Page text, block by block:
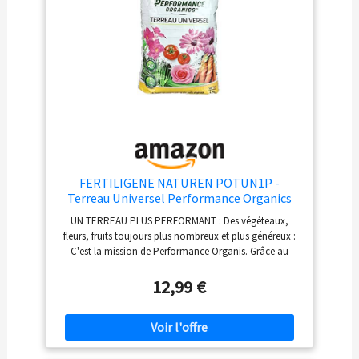
fréquence d’arrosage.
100% SATISFAIT OU
REMBOURSÉ : La Plaine Chassart est une entreprise qui
se soucie de la satisfaction de ses clients. Si un de nos
produits ne vous satisfaisait pas, merci de contacter
notre SAV. Réponse en moins de 24H !
FERTILIGENE NATUREN POTUN1P -
Terreau Universel Performance Organics
UAB 10 L - pour 2 Fois Plus de Fleurs et
récoltes - Nourrit Les Cultures Pendant 3
Mois - Enrichi en Engrais - Fabriqué en
France
UN TERREAU PLUS PERFORMANT : Des végéteaux,
fleurs, fruits toujours plus nombreux et plus généreux :
C'est la mission de Performance Organis. Grâce au
engrais d'origine végétale, le terreau universel
Performance Organics Fertiligène est adapté aux besoin
des plantes (sauf plantes de terres de bruyères ou à
besoins particuliers), fruits et légumes en carré potager
ou en pleine terre pour des résultats prouvés. UN MIX
12,99 €